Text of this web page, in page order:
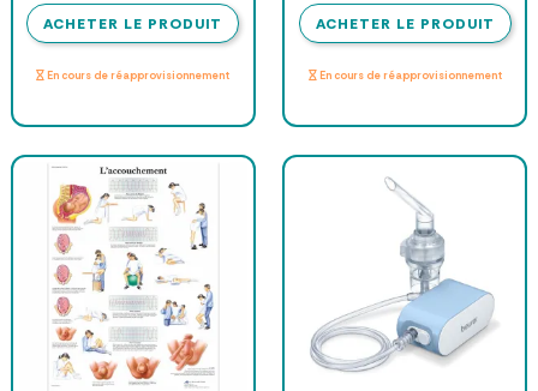
ACHETER LE PRODUIT
En cours de réapprovisionnement
ACHETER LE PRODUIT
En cours de réapprovisionnement